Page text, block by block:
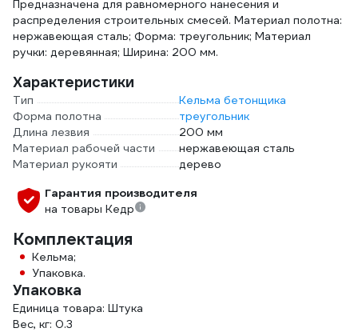
Предназначена для равномерного нанесения и
распределения строительных смесей. Материал полотна:
нержавеющая сталь; Форма: треугольник; Материал
ручки: деревянная; Ширина: 200 мм.
Характеристики
Тип
Кельма бетонщика
Форма полотна
треугольник
Длина лезвия
200 мм
Материал рабочей части
нержавеющая сталь
Материал рукояти
дерево
Гарантия производителя
на товары Кедр
Комплектация
Кельма;
Упаковка.
Упаковка
Единица товара: Штука
Вес, кг: 0.3